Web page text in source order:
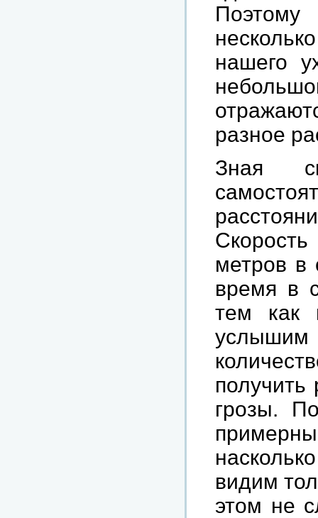
нашего
разное
Зная
метров в
время в
тем как
услышим
получить
грозы.
видим
этом не